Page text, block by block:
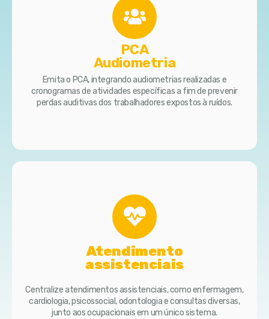
PCA
Audiometria
Emita o PCA, integrando audiometrias realizadas e
cronogramas de atividades específicas a fim de prevenir
perdas auditivas dos trabalhadores expostos à ruídos.
Atendimento
assistenciais
Centralize atendimentos assistenciais, como enfermagem,
cardiologia, psicossocial, odontologia e consultas diversas,
junto aos ocupacionais em um único sistema.